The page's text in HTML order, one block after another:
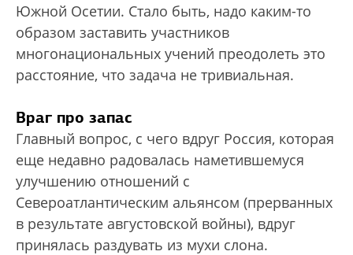
Южной Осетии. Стало быть, надо каким-то
образом заставить участников
многонациональных учений преодолеть это
расстояние, что задача не тривиальная.
Враг про запас
Главный вопрос, с чего вдруг Россия, которая
еще недавно радовалась наметившемуся
улучшению отношений с
Североатлантическим альянсом (прерванных
в результате августовской войны), вдруг
принялась раздувать из мухи слона.